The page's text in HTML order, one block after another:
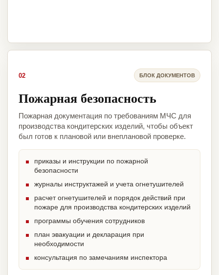
02 БЛОК ДОКУМЕНТОВ
Пожарная безопасность
Пожарная документация по требованиям МЧС для
производства кондитерских изделий, чтобы объект
был готов к плановой или внеплановой проверке.
приказы и инструкции по пожарной
безопасности
журналы инструктажей и учета огнетушителей
расчет огнетушителей и порядок действий при
пожаре для производства кондитерских изделий
программы обучения сотрудников
план эвакуации и декларация при
необходимости
консультация по замечаниям инспектора